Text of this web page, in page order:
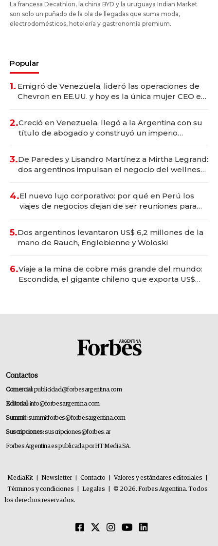
La francesa Decathlon, la china BYD y la uruguaya Indian Market
son solo un puñado de la ola de llegadas que suma moda,
electrodomésticos, hotelería y gastronomía premium.
Popular
1. Emigró de Venezuela, lideró las operaciones de
Chevron en EE.UU. y hoy es la única mujer CEO en
2.Creció en Venezuela, llegó a la Argentina con su
título de abogado y construyó un imperio
3.De Paredes y Lisandro Martínez a Mirtha Legrand:
dos argentinos impulsan el negocio del wellness
4.El nuevo lujo corporativo: por qué en Perú los
viajes de negocios dejan de ser reuniones para
5.Dos argentinos levantaron US$ 6,2 millones de la
mano de Rauch, Englebienne y Woloski
6.Viaje a la mina de cobre más grande del mundo:
Escondida, el gigante chileno que exporta US$
Contactos
Comercial:publicidad@forbesargentina.com
Editorial:info@forbesargentina.com
Summit:summitforbes@forbesargentina.com
Suscripciones:suscripciones@forbes.ar
Forbes Argentina es publicada por HT Media SA.
MediaKit Newsletter Contacto Valores y estándares editoriales
Términos y condiciones
Legales
© 2026. Forbes Argentina. Todos
los derechos reservados.